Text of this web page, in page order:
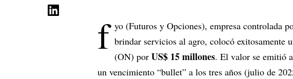
f yo (Futuros y Opciones), empresa controlada
brindar servicios al agro, colocó exitosamente
(ON) por US$ 15 millones. El valor se emitió
un vencimiento “bullet” a los tres años (julio de